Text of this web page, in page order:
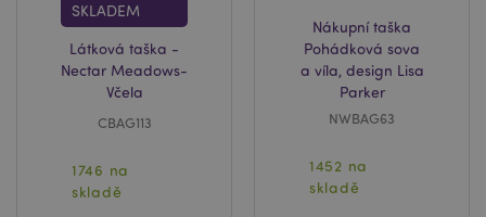
SKLADEM
Látková taška -
Nectar Meadows-
Včela
CBAG113
1746 na
skladě
Nákupní taška
Pohádková sova
a víla, design Lisa
Parker
NWBAG63
1452 na
skladě